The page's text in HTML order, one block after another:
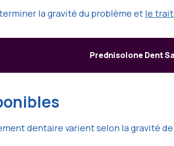
la gravité du problème et le
Prednisolone Dent
dentaire varient selon la gravité